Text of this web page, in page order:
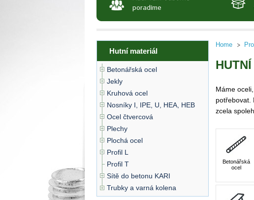
poradíme
Hutní materiál
Betonářská ocel
Jekly
Kruhová ocel
Nosníky I, IPE, U, HEA, HEB
Ocel čtvercová
Plechy
Plochá ocel
Profil L
Profil T
Sítě do betonu KARI
Trubky a varná kolena
Home
Máme
potřebovat.
zcela
Betonářská
ocel